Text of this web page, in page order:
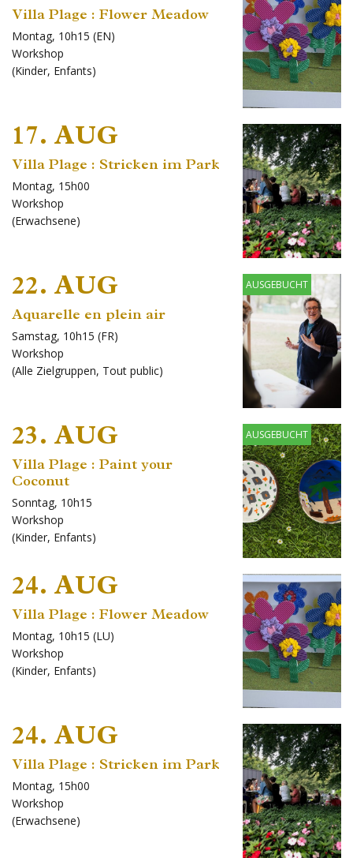
Villa Plage : Flower Meadow
Montag, 10h15 (EN)
Workshop
(Kinder, Enfants)
17. AUG
Villa Plage : Stricken im Park
Montag, 15h00
Workshop
(Erwachsene)
22. AUG AUSGEBUCHT
Aquarelle en plein air
Samstag, 10h15 (FR)
Workshop
(Alle Zielgruppen, Tout public)
23. AUG AUSGEBUCHT
Villa Plage : Paint your
Coconut
Sonntag, 10h15
Workshop
(Kinder, Enfants)
24. AUG
Villa Plage : Flower Meadow
Montag, 10h15 (LU)
Workshop
(Kinder, Enfants)
24. AUG
Villa Plage : Stricken im Park
Montag, 15h00
Workshop
(Erwachsene)